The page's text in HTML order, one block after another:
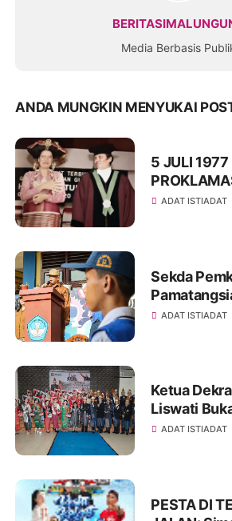
Media Berbasis
ANDA MUNGKIN MENYUKAI
5 JULI 1977
ADAT ISTIADAT
Sekda
Sitanggang
ADAT ISTIADAT
Ketua
Liswati
Show
ADAT ISTIADAT
PESTA DI